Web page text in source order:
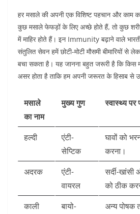
हर मसाले की अपनी एक विशिष्ट पहचान और काम
कुछ मसाले फेफड़ों के लिए अच्छे होते हैं, तो कुछ
में माहिर होते हैं। इन Immunity बढ़ाने वाले
संतुलित सेवन हमें छोटी-मोटी मौसमी बीमारियों से
बचा सकता है। यह जानना बहुत जरूरी है कि किस
असर होता है ताकि हम अपनी जरूरत के हिसाब से
मसाले
का नाम
मुख्य गुण स्वास्थ्य पर
हल्दी
एंटी-
सेप्टिक
घावों को
करना।
अदरक
एंटी-
वायरल
सर्दी-
को ठीक
काली
बायो-
अन्य पोषक